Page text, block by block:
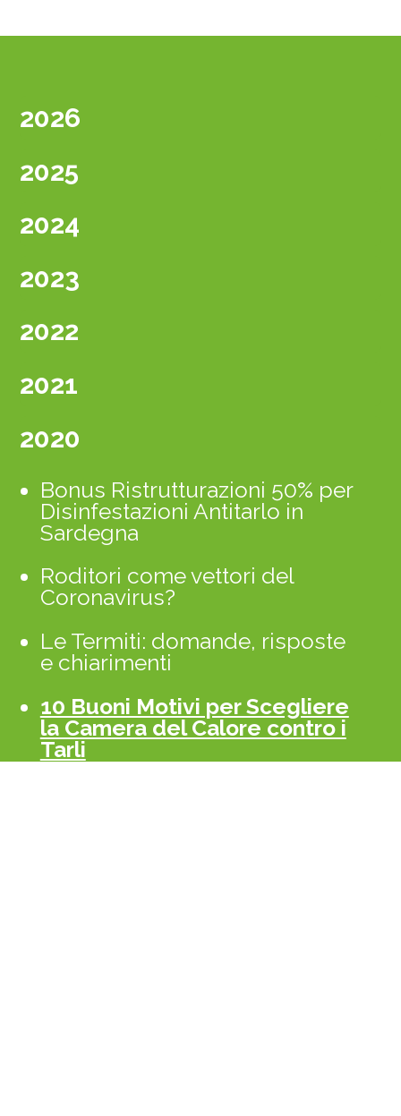
2026
2025
2024
2023
2022
2021
2020
Bonus Ristrutturazioni 50% per
Disinfestazioni Antitarlo in
Sardegna
Roditori come vettori del
Coronavirus?
Le Termiti: domande, risposte
e chiarimenti
10 Buoni Motivi per Scegliere
la Camera del Calore contro i
Tarli